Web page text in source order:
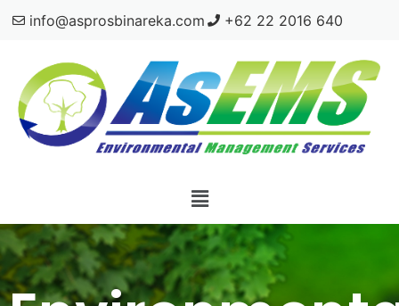
info@asprosbinareka.com +62 22 2016 640